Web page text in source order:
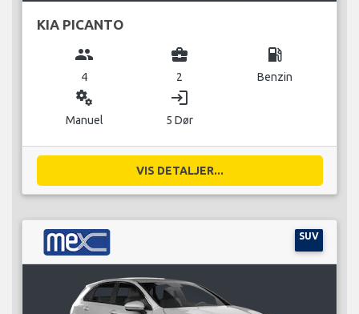
KIA PICANTO
group
4
business_center
2
local_gas_station
Benzin
miscellaneous_services
Manuel
login
5 Dør
VIS DETALJER...
SUV